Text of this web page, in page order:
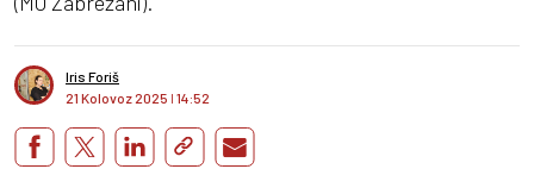
Iris Foriš
21 Kolovoz 2025 I 14:52